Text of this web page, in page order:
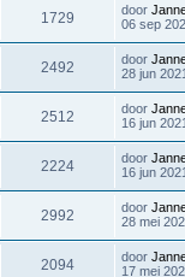
1729 door
06 sep
2492 door
28 jun
2512 door
16 jun
2224 door
16 jun
2992 door
28 mei
2094 door
17 mei